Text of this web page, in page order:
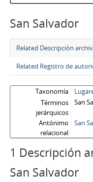
San Salvador
Related Descripción
Related Registro de
Taxonomía
Términos
jerárquicos
San
Antónimo
relacional
San
1 Descripción
San Salvador